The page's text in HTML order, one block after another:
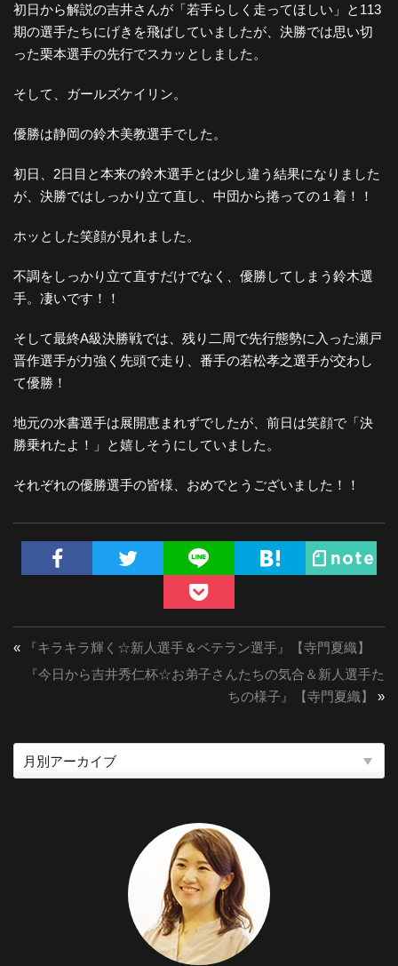
初日から解説の吉井さんが「若手らしく走ってほしい」と113
期の選手たちにげきを飛ばしていましたが、決勝では思い切
った栗本選手の先行でスカッとしました。
そして、ガールズケイリン。
優勝は静岡の鈴木美教選手でした。
初日、2日目と本来の鈴木選手とは少し違う結果になりました
が、決勝ではしっかり立て直し、中団から捲っての１着！！
ホッとした笑顔が見れました。
不調をしっかり立て直すだけでなく、優勝してしまう鈴木選
手。凄いです！！
そして最終A級決勝戦では、残り二周で先行態勢に入った瀬戸
晋作選手が力強く先頭で走り、番手の若松孝之選手が交わし
て優勝！
地元の水書選手は展開恵まれずでしたが、前日は笑顔で「決
勝乗れたよ！」と嬉しそうにしていました。
それぞれの優勝選手の皆様、おめでとうございました！！
«
『キラキラ輝く☆新人選手＆ベテラン選手』【寺門夏織】
『今日から吉井秀仁杯☆お弟子さんたちの気合＆新人選手た
ちの様子』【寺門夏織】
»